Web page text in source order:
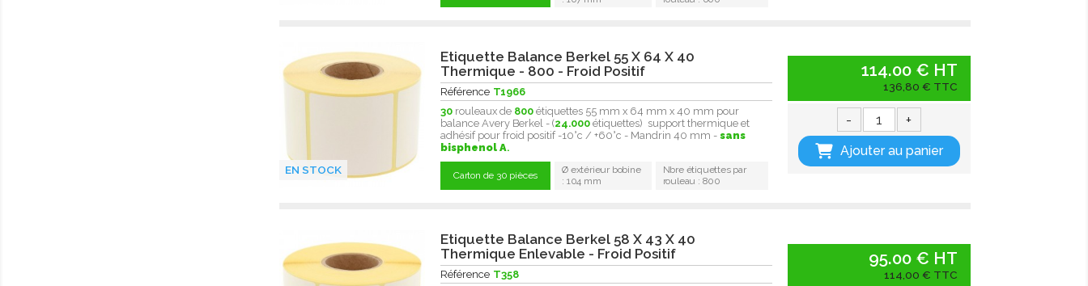
EN STOCK
Etiquette Balance Berkel 55 X 64 X 40
Thermique - 800 - Froid Positif
Référence T1966
30 rouleaux de 800 étiquettes 55 mm x 64 mm x 40 mm pour
balance Avery Berkel - (24.000 étiquettes) support thermique et
adhésif pour froid positif -10°c / +60°c - Mandrin 40 mm -sans
bisphenol A.
Carton de 30 pièces
Ø extérieur bobine
: 104 mm
Nbre étiquettes par
rouleau : 800
114.00 € HT
136,80 € TTC
- +
Ajouter au panier
Etiquette Balance Berkel 58 X 43 X 40
Thermique Enlevable - Froid Positif
Référence T358
95.00 € HT
114,00 € TTC